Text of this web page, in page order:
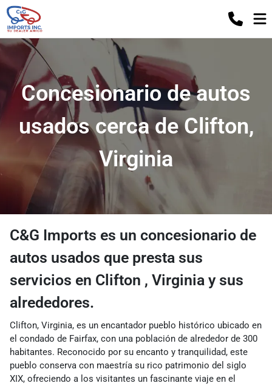
Concesionario de autos
usados ​​cerca de Clifton,
Virginia
C&G Imports es un concesionario de
autos usados ​​que presta sus
servicios en Clifton , Virginia y sus
alrededores.
Clifton, Virginia, es un encantador pueblo histórico ubicado en
el condado de Fairfax, con una población de alrededor de 300
habitantes. Reconocido por su encanto y tranquilidad, este
pueblo conserva con maestría su rico patrimonio del siglo
XIX, ofreciendo a los visitantes un fascinante viaje en el